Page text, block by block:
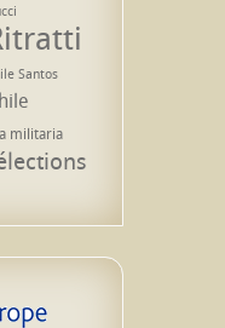
Santos
militaria